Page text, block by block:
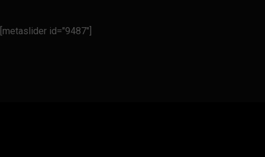
[metaslider id="9487"]